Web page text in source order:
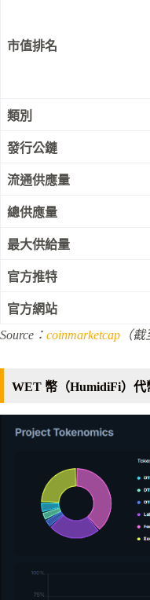
市值排名
類別
發行公鏈
流通供應量
總供應量
最大供給量
官方推特
官方網站
Source： coinmarketcap （
WET 幣（HumidiFi）代